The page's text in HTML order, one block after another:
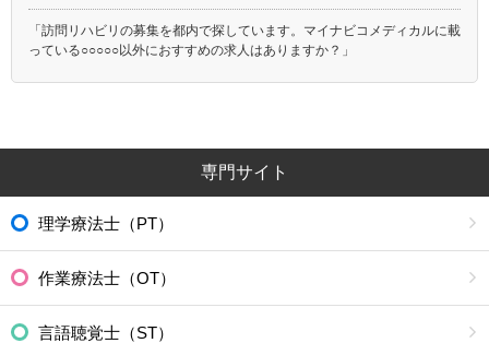
「訪問リハビリの募集を都内で探しています。マイナビコメディカルに載
っている○○○○○以外におすすめの求人はありますか？」
専門サイト
理学療法士（PT）
作業療法士（OT）
言語聴覚士（ST）